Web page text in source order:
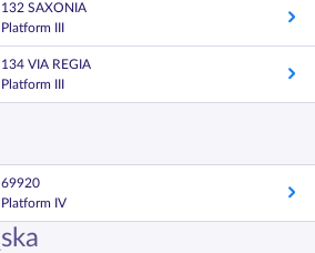
132 SAXONIA
Platform III
134 VIA REGIA
Platform III
69920
Platform IV